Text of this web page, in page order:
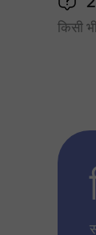
किसी